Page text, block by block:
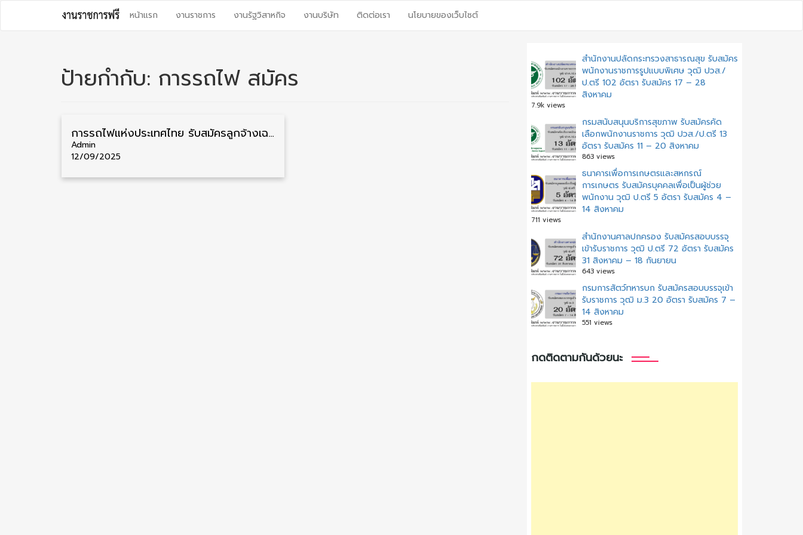
content
หน้าแรก งานราชการ งานรัฐวิสาหกิจ งานบริษัท ติดต่อเรา นโยบายของเว็บไซต์
ป้ายกำกับ: การรถไฟ สมัคร
การรถไฟแห่งประเทศไทย รับสมัครลูกจ้างเฉพาะงาน หลายตำแหน่ง หลายจังหวัด รับสมัครด้วยตนเอง
Admin
12/09/2025
สำนักงานปลัดกระทรวงสาธารณสุข รับสมัคร
พนักงานราชการรูปแบบพิเศษ วุฒิ ปวส./
ป.ตรี 102 อัตรา รับสมัคร 17 – 28
สิงหาคม
7.9k views
กรมสนับสนุนบริการสุขภาพ รับสมัครคัด
เลือกพนักงานราชการ วุฒิ ปวส./ป.ตรี 13
อัตรา รับสมัคร 11 – 20 สิงหาคม
863 views
ธนาคารเพื่อการเกษตรและสหกรณ์
การเกษตร รับสมัครบุคคลเพื่อเป็นผู้ช่วย
พนักงาน วุฒิ ป.ตรี 5 อัตรา รับสมัคร 4 –
14 สิงหาคม
711 views
สํานักงานศาลปกครอง รับสมัครสอบบรรจุ
เข้ารับราชการ วุฒิ ป.ตรี 72 อัตรา รับสมัคร
31 สิงหาคม – 18 กันยายน
643 views
กรมการสัตว์ทหารบก รับสมัครสอบบรรจุเข้า
รับราชการ วุฒิ ม.3 20 อัตรา รับสมัคร 7 –
14 สิงหาคม
551 views
กดติดตามกันด้วยนะ